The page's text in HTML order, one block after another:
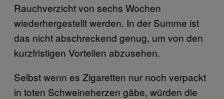
Rauchverzicht von sechs Wochen
wiederhergestellt werden. In der Summe ist
das nicht abschreckend genug, um von den
kurzfristigen Vorteilen abzusehen.
Selbst wenn es Zigaretten nur noch verpackt
in toten Schweineherzen gäbe, würden die